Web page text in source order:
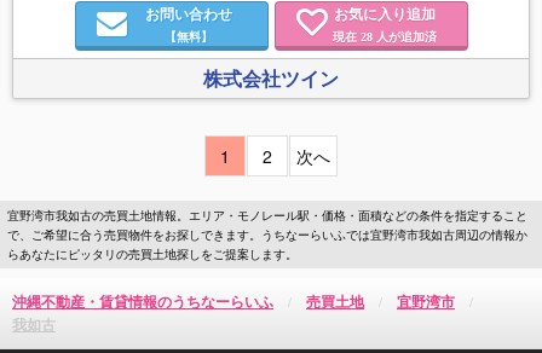
お問い合わせ
【無料】
お気に入り追加
現在 28人が追加済
株式会社ツイン
1 2 次へ
宜野湾市我如古の売買土地情報。エリア・モノレール駅・価格・面積などの条件を指定すること
で、ご希望に合う売買物件をお探しできます。うちなーらいふでは宜野湾市我如古周辺の情報か
らあなたにピッタリの売買土地探しをご提案します。
沖縄不動産・賃貸情報のうちなーらいふ 売買土地
宜野湾市
我如古